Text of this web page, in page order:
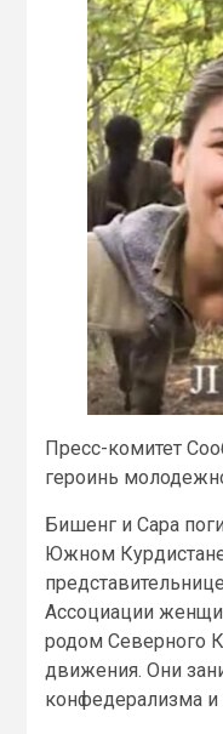
Пресс-комитет
героинь
Бишенг и Сара
Южном
Ассоциации
родом Северного
движения. Они
конфедерализма